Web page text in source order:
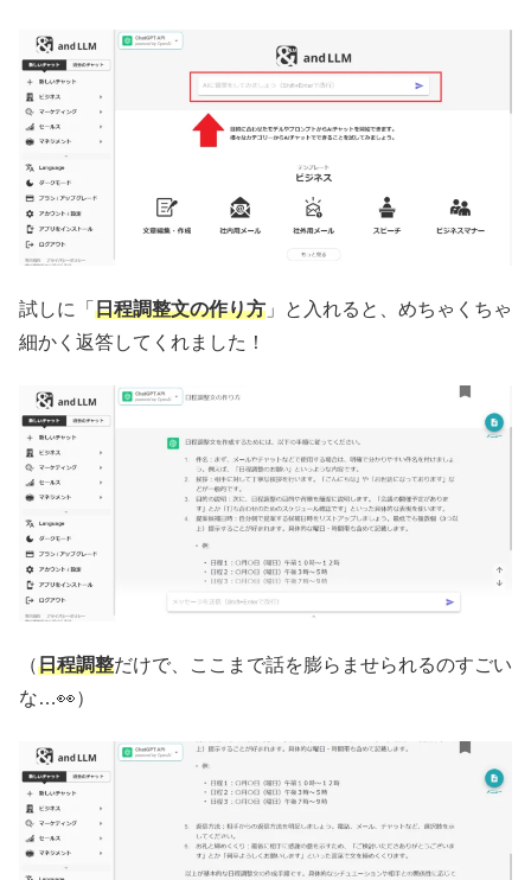
試しに「 日程調整文の作り方 」と入れると、めちゃくちゃ
細かく返答してくれました！
（日程調整だけで、ここまで話を膨らませられるのすごい
な…👀）